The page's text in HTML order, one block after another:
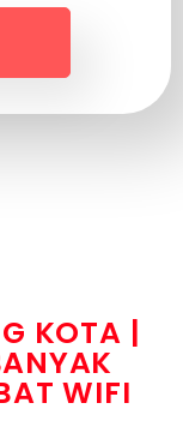
KOTA |
WIFI